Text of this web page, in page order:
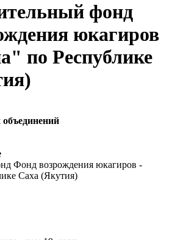
фонд
юкагиров
по Республике
Фонд возрождения юкагиров -
Саха (Якутия)